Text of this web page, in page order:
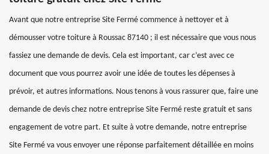
Avant que notre entreprise Site Fermé commence à nettoyer et à
démousser votre toiture à Roussac 87140 ; il est nécessaire que vous nous
fassiez une demande de devis. Cela est important, car c’est avec ce
document que vous pourrez avoir une idée de toutes les dépenses à
prévoir, et autres informations. Nous tenons à vous rassurer que, faire une
demande de devis chez notre entreprise Site Fermé reste gratuit et sans
engagement de votre part. Et suite à votre demande, notre entreprise
Site Fermé va vous envoyer une réponse parfaitement détaillée en moins